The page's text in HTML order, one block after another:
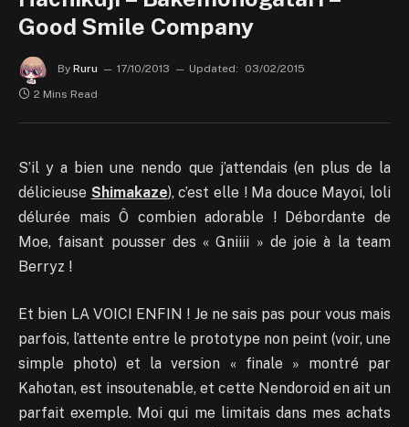
Good Smile Company
By Ruru 17/10/2013 Updated:
03/02/2015
2 Mins Read
S’il y a bien une nendo que j’attendais (en plus de la
délicieuse Shimakaze), c’est elle ! Ma douce Mayoi, loli
délurée mais Ô combien adorable ! Débordante de
Moe, faisant pousser des « Gniiii » de joie à la team
Berryz !
Et bien LA VOICI ENFIN ! Je ne sais pas pour vous mais
parfois, l’attente entre le prototype non peint (voir, une
simple photo) et la version « finale » montré par
Kahotan, est insoutenable, et cette Nendoroid en ait un
parfait exemple. Moi qui me limitais dans mes achats